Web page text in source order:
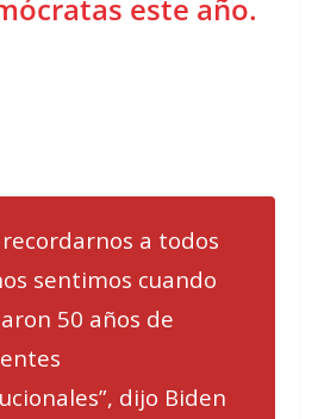
este año.
a todos
sentimos cuando
50 años de
dijo Biden